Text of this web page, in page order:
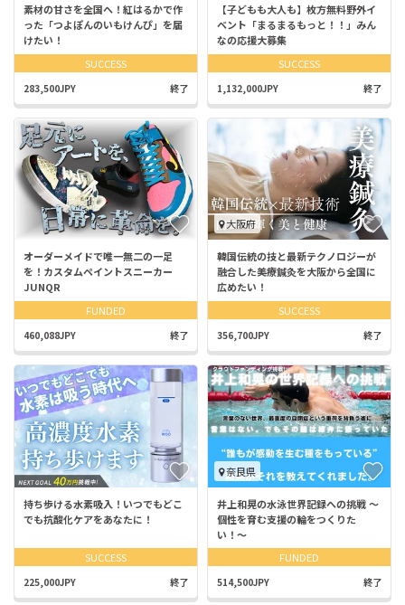
素材の甘さを全国へ！紅はるかで作
った「つよぽんのいもけんぴ」を届
けたい！
SUCCESS
283,500JPY 終了
【子どもも大人も】枚方無料野外イ
ベント「まるまるもっと︎！！」みん
なの応援大募集
SUCCESS
1,132,000JPY 終了
オーダーメイドで唯一無二の一足
を！カスタムペイントスニーカー
JUNQR
FUNDED
460,088JPY 終了
大阪府
韓国伝統の技と最新テクノロジーが
融合した美療鍼灸を大阪から全国に
広めたい！
SUCCESS
356,700JPY 終了
持ち歩ける水素吸入！いつでもどこ
でも抗酸化ケアをあなたに！
SUCCESS
225,000JPY 終了
奈良県
井上和晃の水泳世界記録への挑戦 〜
個性を育む支援の輪をつくりた
い！〜
FUNDED
514,500JPY 終了